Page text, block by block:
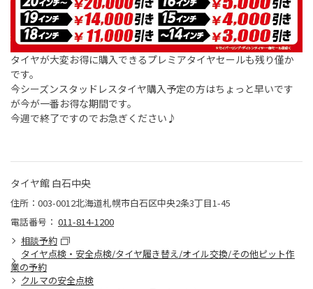
タイヤが大変お得に購入できるプレミアタイヤセールも残り僅か
です。
今シーズンスタッドレスタイヤ購入予定の方はちょっと早いです
が今が一番お得な期間です。
今週で終了ですのでお急ぎください♪
タイヤ館 白石中央
住所：003-0012北海道札幌市白石区中央2条3丁目1-45
電話番号： 011-814-1200
相談予約
タイヤ点検・安全点検/タイヤ履き替え/オイル交換/その他ピット作
業の予約
クルマの安全点検